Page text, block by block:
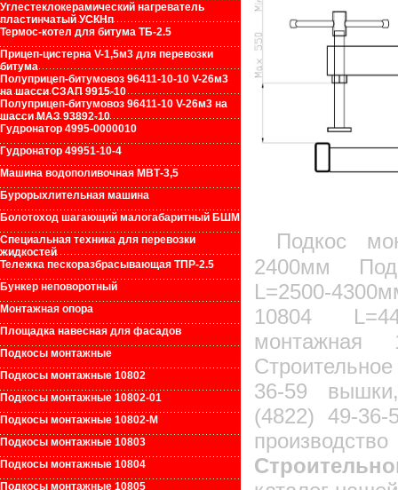
Углестеклокерамический нагреватель
пластинчатый УСКНп
Термос-котел для битума ТБ-2.5
Прицеп-цистерна V-1,5м3 для перевозки
битума
Полуприцеп-битумовоз 96411-10-10 V-26м3
на шасси СЗАП 9915-10
Полуприцеп-битумовоз 96411-10 V-26м3 на
шасси МАЗ 93892-10
Гудронатор 4995-0000010
Гудронатор 49951-10-4
Машина водополивочная МВТ-3,5
Бурорыхлительная машина
Болотоход шагающий малогабаритный БШМ
Специальная техника для перевозки
жидкостей
Тележка пескоразбрасывающая ТПР-2.5
Бункер неповоротный
Монтажная опора
Площадка навесная для фасадов
Подкосы монтажные
Подкосы монтажные 10802
Подкосы монтажные 10802-01
Подкосы монтажные 10802-М
Подкосы монтажные 10803
Подкосы монтажные 10804
Подкосы монтажные 10805
Подкос
2400мм
L=2500-
10804
монтажная
Строительное
36-59
(4822) 49-